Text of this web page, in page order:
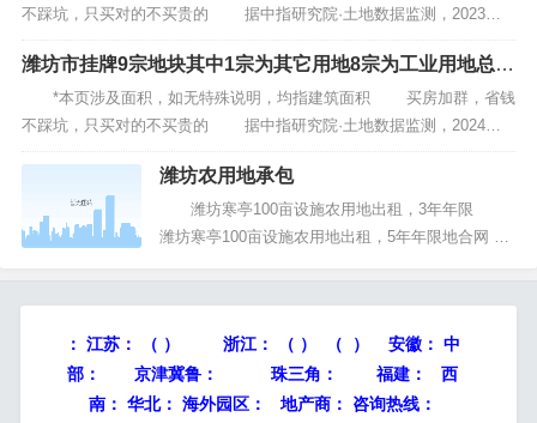
不踩坑，只买对的不买贵的 据中指研究院·土地数据监测，2023年7
月20日潍坊市挂牌出让1宗地块，总起始价1448.4万元。其中坊子区1
宗。总出让面积4.1万㎡，总起始价1448.4...
潍坊市挂牌9宗地块其中1宗为其它用地8宗为工业用地总起
始价31亿元
*本页涉及面积，如无特殊说明，均指建筑面积 买房加群，省钱
不踩坑，只买对的不买贵的 据中指研究院·土地数据监测，2024年7
月8日潍坊市挂牌出让9宗地块，总起始价3.1亿元。其中昌邑市5宗，安
丘市4宗。总出让面积56.6万㎡，总起始价3.1...
潍坊农用地承包
潍坊寒亭100亩设施农用地出租，3年年限
潍坊寒亭100亩设施农用地出租，5年年限地合网
： 江苏： （ ） 浙江： （ ） （ ） 安徽： 中
部：
京津冀鲁： 珠三角：
福建： 西
南： 华北： 海外园区： 地产商： 咨询热线：